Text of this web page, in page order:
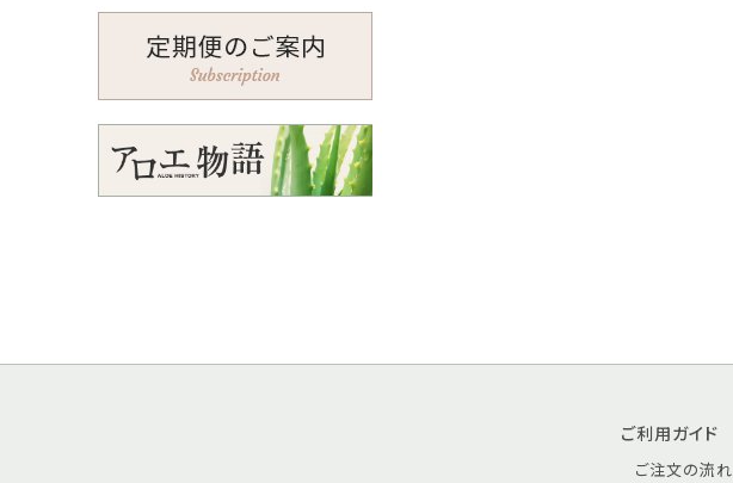
ご利用ガイド
ご注文の流れ